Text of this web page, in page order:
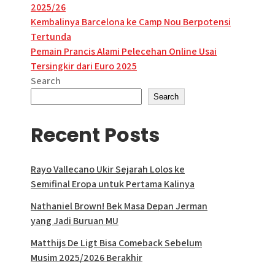
2025/26
Post
navigation
Kembalinya Barcelona ke Camp Nou Berpotensi
Tertunda
Pemain Prancis Alami Pelecehan Online Usai
Tersingkir dari Euro 2025
Search
Search
Recent Posts
Rayo Vallecano Ukir Sejarah Lolos ke
Semifinal Eropa untuk Pertama Kalinya
Nathaniel Brown! Bek Masa Depan Jerman
yang Jadi Buruan MU
Matthijs De Ligt Bisa Comeback Sebelum
Musim 2025/2026 Berakhir